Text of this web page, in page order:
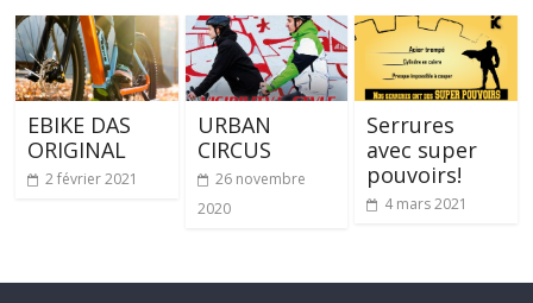
EBIKE DAS
ORIGINAL
2 février 2021
URBAN
CIRCUS
26 novembre
2020
Serrures
avec super
pouvoirs!
4 mars 2021